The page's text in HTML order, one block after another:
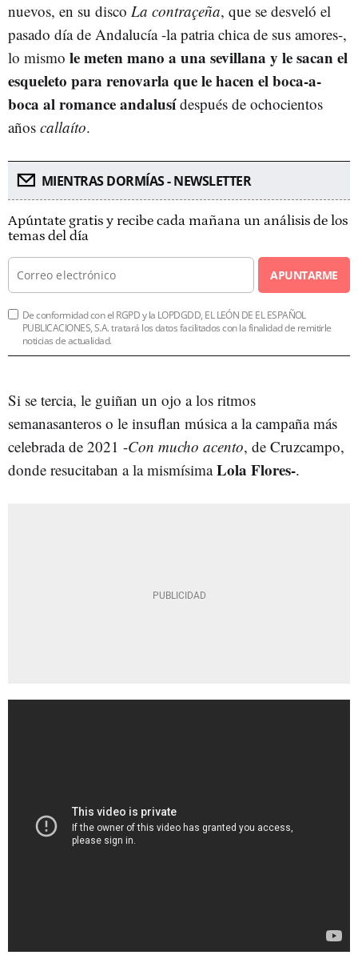
nuevos, en su disco La contraçeña, que se desveló el
pasado día de Andalucía -la patria chica de sus amores-,
lo mismo le meten mano a una sevillana y le sacan el
esqueleto para renovarla que le hacen el boca-a-
boca al romance andalusídespués de ochocientos
años callaíto.
MIENTRAS DORMÍAS - NEWSLETTER
Apúntate gratis y recibe cada mañana un análisis de los
temas del día
APUNTARME
De conformidad con el RGPD y la LOPDGDD, EL LEÓN DE EL ESPAÑOL
PUBLICACIONES, S.A. tratará los datos facilitados con la finalidad de remitirle
noticias de actualidad.
Si se tercia, le guiñan un ojo a los ritmos
semanasanteros o le insuflan música a la campaña más
celebrada de 2021 -Con mucho acento, de Cruzcampo,
donde resucitaban a la mismísimaLola Flores-.